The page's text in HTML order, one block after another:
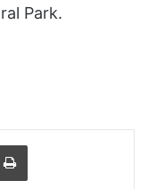
Park.
Imprimir